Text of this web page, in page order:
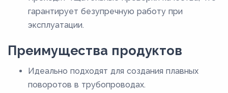
9
гарантирует безупречную работу при
эксплуатации.
Преимущества продуктов
Идеально подходят для создания плавных
поворотов в трубопроводах.